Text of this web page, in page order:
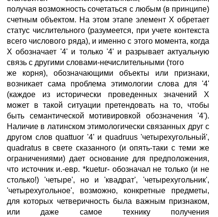
получая возможность сочетаться с любым (в принципе)
счетным объектом. На этом этапе элемент X обретает
статус числительного (разумеется, при учете контекста
всего числового ряда), и именно с этого момента, когда
X обозначает '4' и только '4' и разрывает актуальную
связь с другими словами-нечислительными (того
же корня), обозначающими объекты или признаки,
возникает сама проблема этимологии слова для '4'
(каждое из исторически проведенных значений X
может в такой ситуации претендовать на то, чтобы
быть семантической мотивировкой обозначения '4').
Наличие в латинском этимологически связанных друг с
другом слов quattuor '4' и quadruus 'четырехугольный',
quadratus в свете сказанного (и опять-таки с теми же
ограничениями) дает основание для предположения,
что источник и.-евр. *kuetur- обозначал не только (и не
столько!) 'четыре', но и 'квадрат', 'четырехугольник',
'четырехугольное', возможно, конкретные предметы,
для которых четверичность была важным признаком,
или даже самое технику получения